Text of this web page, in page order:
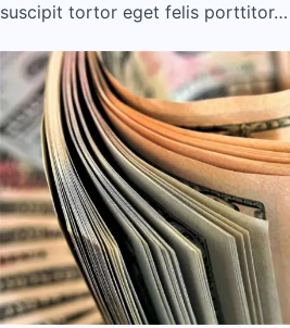
suscipit tortor eget felis porttitor…